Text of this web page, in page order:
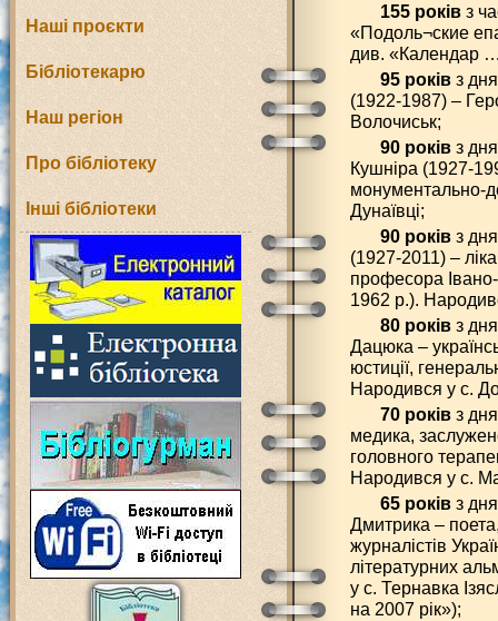
Наші проєкти
Бібліотекарю
Наш регіон
Про бібліотеку
Інші бібліотеки
155 роківз
«Подоль¬ские
див. «Календар
95 роківз
(1922-1987) –
Волочиськ;
90 роківз
Кушніра (1927-
монументально-
Дунаївці;
90 роківз
(1927-2011) –
професора Івано-
1962 р.).
80 роківз
Дацюка –
юстиції,
Народився у с.
70 роківз
медика,
головного
Народився у с.
65 роківз
Дмитрика –
журналістів
літературних
у с. Тернавка
на 2007 рік»);